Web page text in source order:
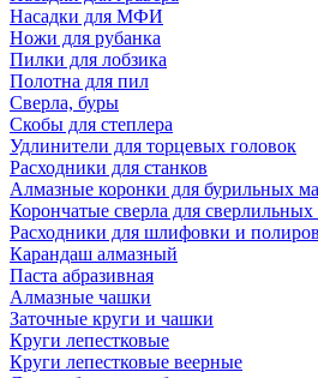
Насадки для МФИ
Ножи для рубанка
Пилки для лобзика
Полотна для пил
Сверла, буры
Скобы для степлера
Удлинители для торцевых головок
Расходники для станков
Алмазные коронки для бурильных
Корончатые сверла для сверлильных
Расходники для шлифовки и
Карандаш алмазный
Паста абразивная
Алмазные чашки
Заточные круги и чашки
Круги лепестковые
Круги лепестковые веерные